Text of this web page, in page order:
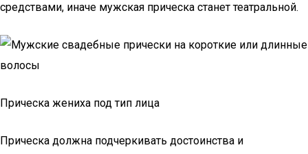
средствами, иначе мужская прическа станет театральной.
Прическа жениха под тип лица
Прическа должна подчеркивать достоинства и